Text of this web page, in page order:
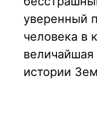
уверенный
человека в
истории